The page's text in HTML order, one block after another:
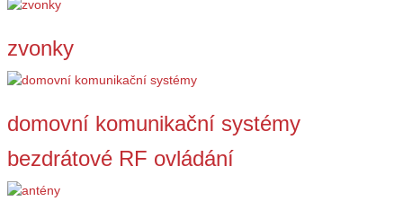
zvonky
domovní komunikační systémy
bezdrátové RF ovládání